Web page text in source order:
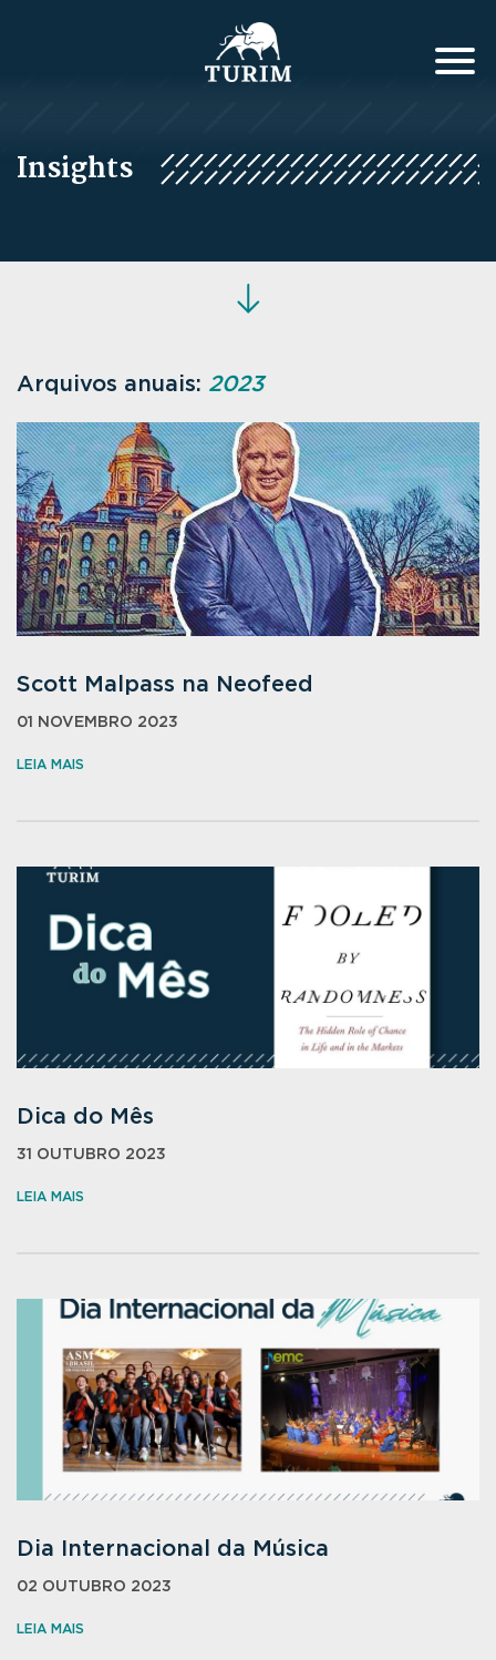
Insights
Arquivos anuais: 2023
Scott Malpass na Neofeed
01 NOVEMBRO 2023
LEIA MAIS
Dica do Mês
31 OUTUBRO 2023
LEIA MAIS
Dia Internacional da Música
02 OUTUBRO 2023
LEIA MAIS